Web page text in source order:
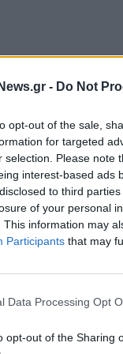
- Do Not
opt-out of the sale,
for targeted
selection. Please note
interest-based ads
to third
of your personal
This information may
Participants that may
Data Processing Opt
opt-out of the Sharing
Standard θα
6,31% (από
της Allwyn στο